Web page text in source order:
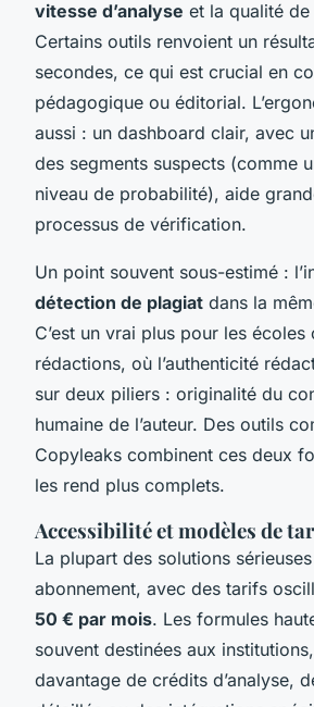
vitesse d’analyse et la qualité de
Certains outils renvoient un
secondes, ce qui est crucial en
pédagogique ou éditorial.
aussi : un dashboard clair, avec
des segments suspects (comme
niveau de probabilité), aide
processus de vérification.
Un point souvent sous-estimé :
détection de plagiat dans la
C’est un vrai plus pour les écoles
rédactions, où l’authenticité
sur deux piliers : originalité du
humaine de l’auteur. Des outils
Copyleaks combinent ces deux
les rend plus complets.
Accessibilité et modèles de
La plupart des solutions
abonnement, avec des tarifs
50 € par mois. Les formules
souvent destinées aux
davantage de crédits d’analyse,